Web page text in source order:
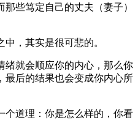
那些笃定自己的丈夫（妻子）
，其实是很可悲的。
绪就会顺应你的内心，那么你
最后的结果也会变成你内心所
个道理：你是怎么样的，你看